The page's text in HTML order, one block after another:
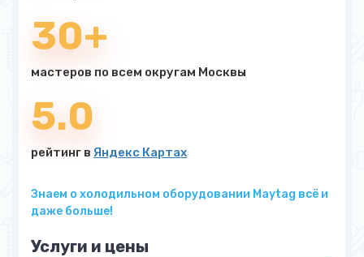
30+
мастеров по всем округам Москвы
5.0
рейтинг в Яндекс Картах
Знаем о холодильном оборудовании Maytag всё и
даже больше!
Услуги и цены